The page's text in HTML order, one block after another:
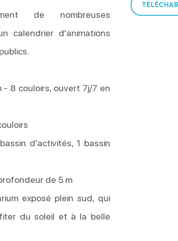
de nombreuses
calendrier d'animations
- 8 couloirs, ouvert 7j/7 en
d'activités, 1 bassin
de 5 m
exposé plein sud, qui
du soleil et à la belle